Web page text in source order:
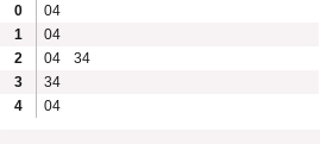
0
04
1
04
2
04
34
3
34
4
04